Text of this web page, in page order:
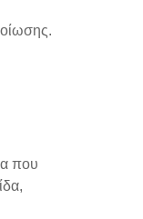
που